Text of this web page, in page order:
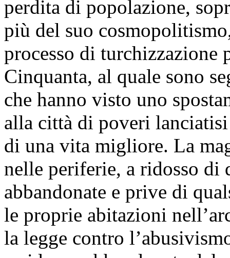
perdita di popolazione,
più del suo
processo di turchizzazione
Cinquanta, al quale sono
che hanno visto uno
alla città di poveri
di una vita migliore. La
nelle periferie, a ridosso di
abbandonate e prive di
le proprie abitazioni
la legge contro